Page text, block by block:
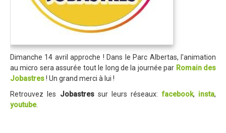
Partenaires
Règlement
Edition 2016
Blog 2016
Bilan de l'Enduro 2016
Dimanche 14 avril approche ! Dans le Parc Albertas, l'animation
au micro sera assurée tout le long de la journée par Romain des
Jobastres! Un grand merci à lui !
Retrouvez les Jobastressur leurs réseaux:facebook, insta,
youtube.